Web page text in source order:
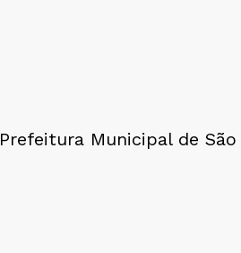
Prefeitura Municipal de